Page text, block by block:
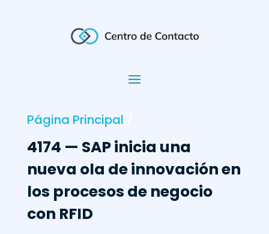
Página Principal
4174 — SAP inicia una
nueva ola de innovación en
los procesos de negocio
con RFID